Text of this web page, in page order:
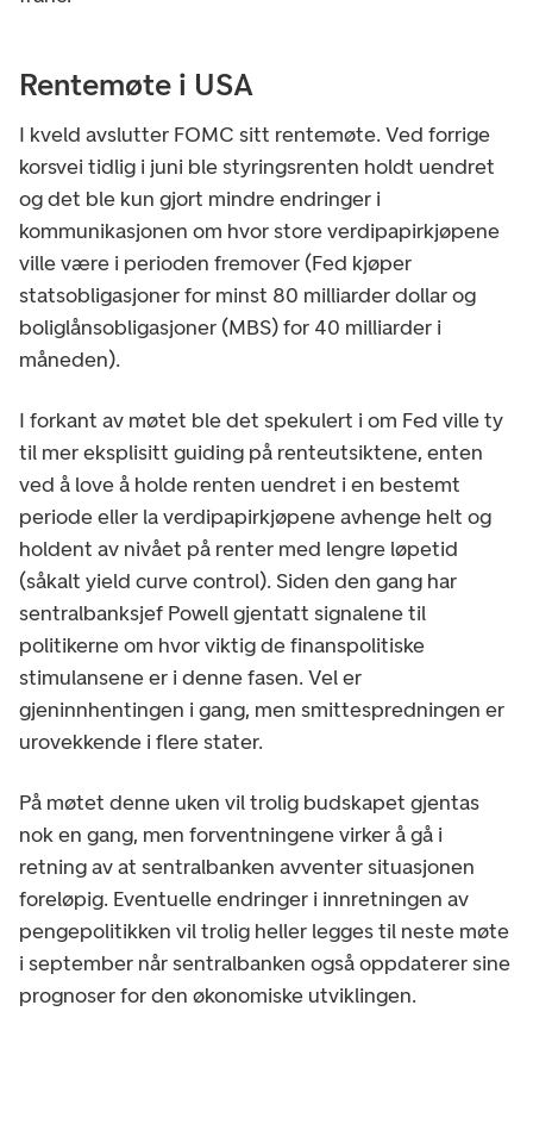
Rentemøte i USA
I kveld avslutter FOMC sitt rentemøte. Ved forrige
korsvei tidlig i juni ble styringsrenten holdt uendret
og det ble kun gjort mindre endringer i
kommunikasjonen om hvor store verdipapirkjøpene
ville være i perioden fremover (Fed kjøper
statsobligasjoner for minst 80 milliarder dollar og
boliglånsobligasjoner (MBS) for 40 milliarder i
måneden).
I forkant av møtet ble det spekulert i om Fed ville ty
til mer eksplisitt guiding på renteutsiktene, enten
ved å love å holde renten uendret i en bestemt
periode eller la verdipapirkjøpene avhenge helt og
holdent av nivået på renter med lengre løpetid
(såkalt yield curve control). Siden den gang har
sentralbanksjef Powell gjentatt signalene til
politikerne om hvor viktig de finanspolitiske
stimulansene er i denne fasen. Vel er
gjeninnhentingen i gang, men smittespredningen er
urovekkende i flere stater.
På møtet denne uken vil trolig budskapet gjentas
nok en gang, men forventningene virker å gå i
retning av at sentralbanken avventer situasjonen
foreløpig. Eventuelle endringer i innretningen av
pengepolitikken vil trolig heller legges til neste møte
i september når sentralbanken også oppdaterer sine
prognoser for den økonomiske utviklingen.